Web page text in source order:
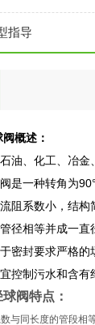
指导
阀概述：
油、化工、冶金
是一种转角为
阻系数小，结
径相等并成一直
密封要求严格的
控制污水和含有
阀特点：
与同长度的管段相等